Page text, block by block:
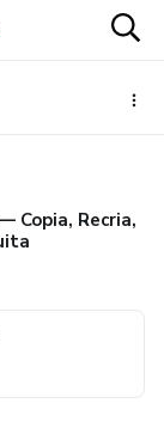
Copia, Recria,